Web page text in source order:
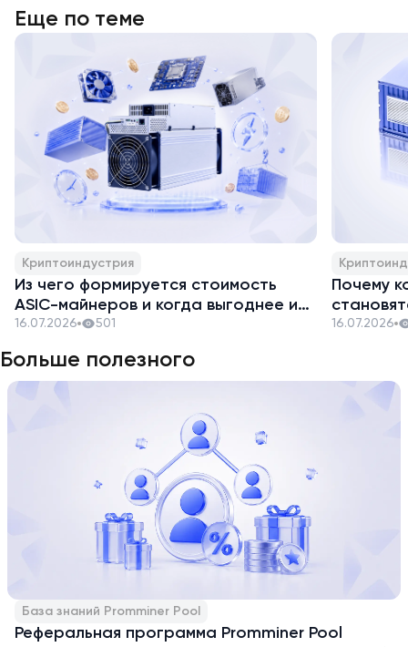
Еще по теме
Криптоиндустрия
Из чего формируется стоимость
ASIC-майнеров и когда выгоднее их
закупать
16.07.2026 501
Почему
16.07.2026
Больше полезного
База знаний Promminer Pool
Реферальная программа Promminer Pool